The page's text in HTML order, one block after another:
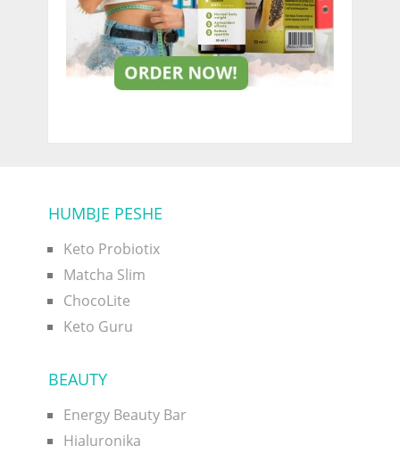
HUMBJE PESHE
Keto Probiotix
Matcha Slim
ChocoLite
Keto Guru
BEAUTY
Energy Beauty Bar
Hialuronika